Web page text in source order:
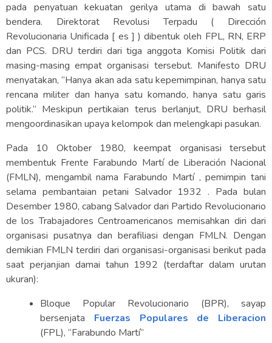
pada penyatuan kekuatan gerilya utama di bawah satu
bendera. Direktorat Revolusi Terpadu ( Dirección
Revolucionaria Unificada [ es ] ) dibentuk oleh FPL, RN, ERP
dan PCS. DRU terdiri dari tiga anggota Komisi Politik dari
masing-masing empat organisasi tersebut. Manifesto DRU
menyatakan, “Hanya akan ada satu kepemimpinan, hanya satu
rencana militer dan hanya satu komando, hanya satu garis
politik.” Meskipun pertikaian terus berlanjut, DRU berhasil
mengoordinasikan upaya kelompok dan melengkapi pasukan.
Pada 10 Oktober 1980, keempat organisasi tersebut
membentuk Frente Farabundo Martí de Liberación Nacional
(FMLN), mengambil nama Farabundo Martí , pemimpin tani
selama pembantaian petani Salvador 1932 . Pada bulan
Desember 1980, cabang Salvador dari Partido Revolucionario
de los Trabajadores Centroamericanos memisahkan diri dari
organisasi pusatnya dan berafiliasi dengan FMLN. Dengan
demikian FMLN terdiri dari organisasi-organisasi berikut pada
saat perjanjian damai tahun 1992 (terdaftar dalam urutan
ukuran):
Bloque Popular Revolucionario (BPR), sayap
bersenjata Fuerzas Populares de Liberacion
(FPL), “Farabundo Martí”